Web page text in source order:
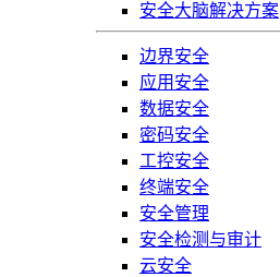
安全大脑解决方案
边界安全
应用安全
数据安全
密码安全
工控安全
终端安全
安全管理
安全检测与审计
云安全